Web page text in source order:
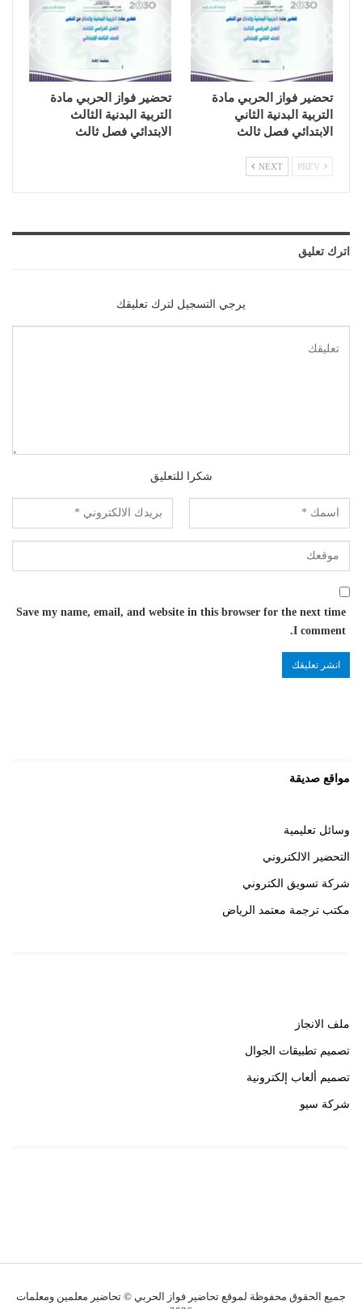
تحضير فواز الحربي مادة
التربية البدنية الثاني
الابتدائي فصل ثالث
تحضير فواز الحربي مادة
التربية البدنية الثالث
الابتدائي فصل ثالث
NEXT
اترك تعليق
يرجي التسجيل لترك تعليقك
شكرا للتعليق
Save my name, email, and website in this browser for the next time
I comment.
مواقع صديقة
وسائل تعليمية
التحضير الالكتروني
شركة تسويق الكتروني
مكتب ترجمة معتمد الرياض
ملف الانجاز
تصميم تطبيقات الجوال
تصميم ألعاب إلكترونية
شركة سيو
جميع الحقوق محفوظة لموقع تحاضير فواز الحربي © تحاضير معلمين ومعلمات